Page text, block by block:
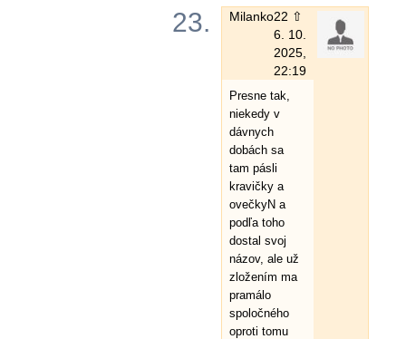
23. Milanko22 ⇧
6. 10.
2025,
22:19
Presne tak,
niekedy v
dávnych
dobách sa
tam pásli
kravičky a
ovečkyN a
podľa toho
dostal svoj
názov, ale už
zložením ma
pramálo
spoločného
oproti tomu